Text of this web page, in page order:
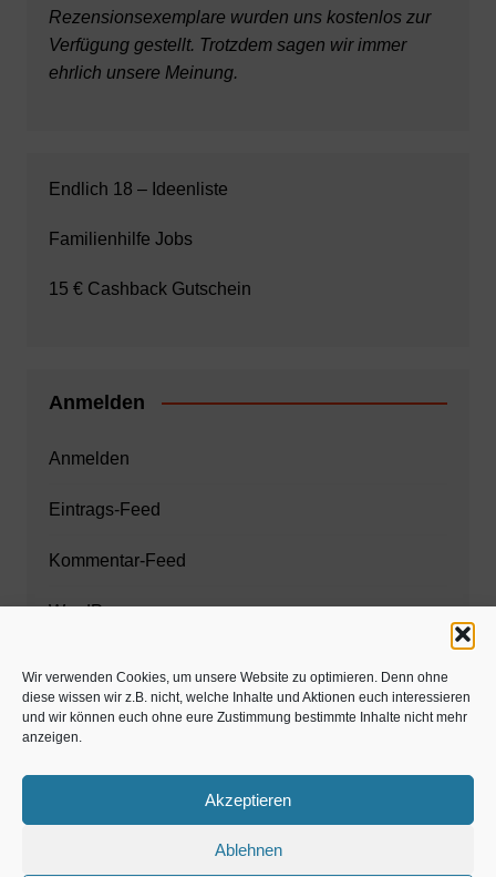
Wir verwenden Cookies, um unsere Website zu optimieren. Denn ohne
diese wissen wir z.B. nicht, welche Inhalte und Aktionen euch interessieren
und wir können euch ohne eure Zustimmung bestimmte Inhalte nicht mehr
anzeigen.
Akzeptieren
Ablehnen
Rezensionsexemplare wurden uns kostenlos zur
Verfügung gestellt. Trotzdem sagen wir immer
ehrlich unsere Meinung.
Endlich 18 – Ideenliste
Familienhilfe Jobs
15 € Cashback Gutschein
Anmelden
Anmelden
Eintrags-Feed
Kommentar-Feed
WordPress.org
Zahnarzt München
www.estaregistrierung.org – ESTA
©familös - dieTestfamilie -